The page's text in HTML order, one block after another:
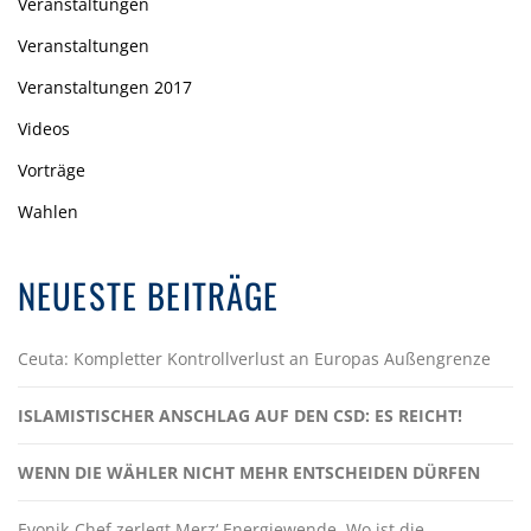
Veranstaltungen
Veranstaltungen 2017
Videos
Vorträge
Wahlen
NEUESTE BEITRÄGE
Ceuta: Kompletter Kontrollverlust an Europas Außengrenze
ISLAMISTISCHER ANSCHLAG AUF DEN CSD: ES REICHT!
WENN DIE WÄHLER NICHT MEHR ENTSCHEIDEN DÜRFEN